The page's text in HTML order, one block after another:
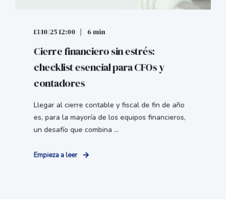
13/10/25 12:00 6 min
Cierre financiero sin estrés:
checklist esencial para CFOs y
contadores
Llegar al cierre contable y fiscal de fin de año
es, para la mayoría de los equipos financieros,
un desafío que combina ...
Empieza a leer